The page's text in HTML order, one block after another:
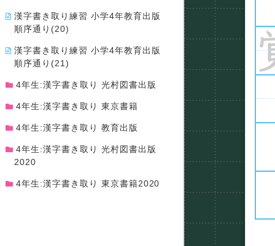
漢字書き取り練習 小学4年教育出版
順序通り(20)
漢字書き取り練習 小学4年教育出版
順序通り(21)
4年生:漢字書き取り 光村図書出版
4年生:漢字書き取り 東京書籍
4年生:漢字書き取り 教育出版
4年生:漢字書き取り 光村図書出版
2020
4年生:漢字書き取り 東京書籍2020